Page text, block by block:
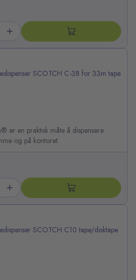
SCOTCH C-38 for 33m tape
er en praktisk måte å dispensere
og på kontoret.
SCOTCH C10 tape/disktape